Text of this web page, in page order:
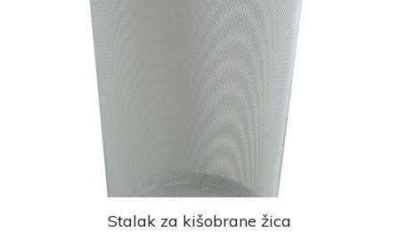
Stalak za kišobrane žica